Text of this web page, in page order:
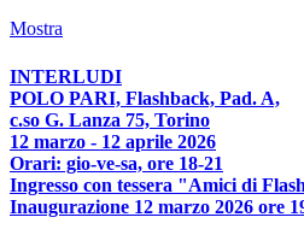
Mostra
INTERLUDI
POLO PARI, Flashback, Pad. A,
c.so G. Lanza 75, Torino
12 marzo - 12 aprile 2026
Orari: gio-ve-sa, ore 18-21
Ingresso con tessera "Amici di
Inaugurazione 12 marzo 2026 ore